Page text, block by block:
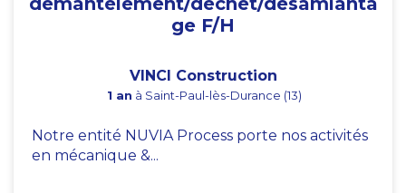
ge F/H
VINCI Construction
1 an à Saint-Paul-lès-Durance (13)
Notre entité NUVIA Process porte nos activités
en mécanique &...